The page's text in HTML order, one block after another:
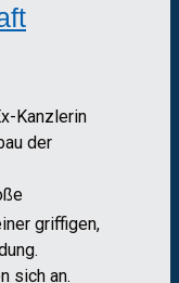
Kanzlerin
der
griffigen,
sich an.